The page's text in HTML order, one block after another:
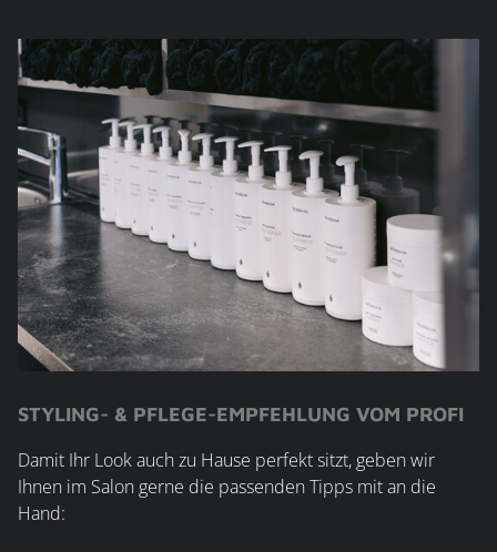
STYLING- & PFLEGE-EMPFEHLUNG VOM PROFI
Damit Ihr Look auch zu Hause perfekt sitzt, geben wir
Ihnen im Salon gerne die passenden Tipps mit an die
Hand: